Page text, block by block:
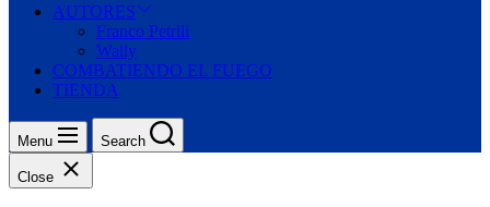
AUTORES
Franco Petrili
Wally
COMBATIENDO EL FUEGO
TIENDA
Menu Search
Close